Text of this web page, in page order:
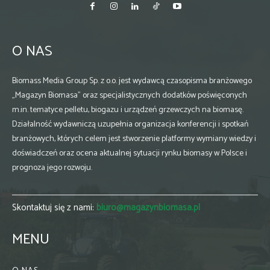
O NAS
Biomass Media Group Sp. z o.o. jest wydawcą czasopisma branżowego
„Magazyn Biomasa” oraz specjalistycznych dodatków poświęconych
m.in. tematyce pelletu, biogazu i urządzeń grzewczych na biomasę.
Działalność wydawniczą uzupełnia organizacja konferencji i spotkań
branżowych, których celem jest stworzenie platformy wymiany wiedzy i
doświadczeń oraz ocena aktualnej sytuacji rynku biomasy w Polsce i
prognoza jego rozwoju.
Skontaktuj się z nami: biuro@magazynbiomasa.pl
MENU